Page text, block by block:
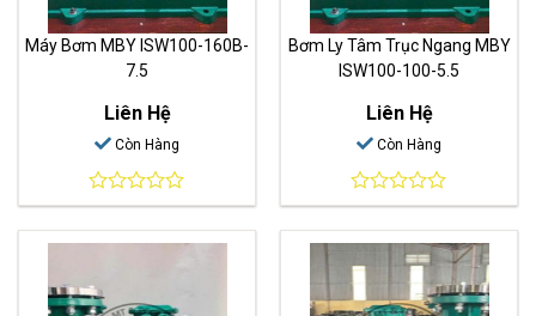
Máy Bơm MBY ISW100-160B-
7.5
Liên Hệ
Còn Hàng
0
out
of
Bơm Ly Tâm Trục Ngang MBY
ISW100-100-5.5
Liên Hệ
Còn Hàng
0
out
of
5